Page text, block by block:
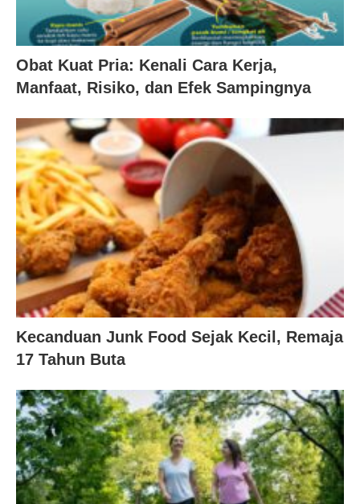
Obat Kuat Pria: Kenali Cara Kerja,
Manfaat, Risiko, dan Efek Sampingnya
Kecanduan Junk Food Sejak Kecil, Remaja
17 Tahun Buta